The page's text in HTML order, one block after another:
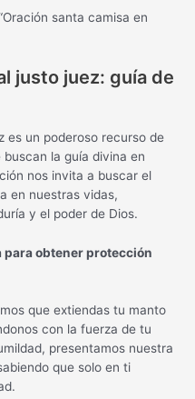
santa camisa en
justo juez: guía de
es un poderoso recurso de
la guía divina en
nos invita a buscar el
en nuestras vidas,
y el poder de Dios.
para obtener protección
que extiendas tu manto
con la fuerza de tu
presentamos nuestra
que solo en ti